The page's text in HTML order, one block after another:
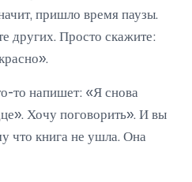
пришло время паузы.
других. Просто скажите:
то напишет: «Я снова
Хочу поговорить». И вы
что книга не ушла. Она